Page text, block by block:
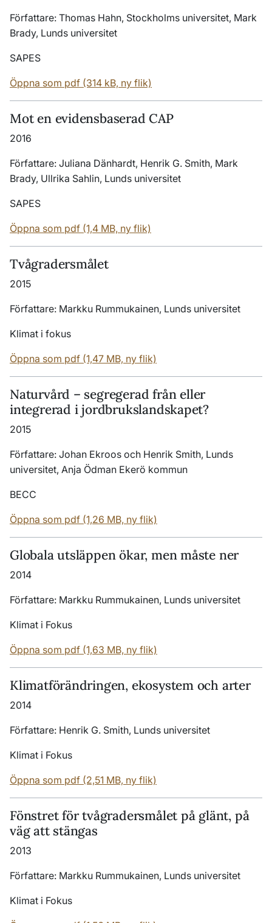
Författare: Thomas Hahn, Stockholms universitet, Mark
Brady, Lunds universitet
SAPES
Öppna som pdf (314 kB, ny flik)
Mot en evidensbaserad CAP
2016
Författare: Juliana Dänhardt, Henrik G. Smith, Mark
Brady, Ullrika Sahlin, Lunds universitet
SAPES
Öppna som pdf (1,4 MB, ny flik)
Tvågradersmålet
2015
Författare: Markku Rummukainen, Lunds universitet
Klimat i fokus
Öppna som pdf (1,47 MB, ny flik)
Naturvård – segregerad från eller
integrerad i jordbrukslandskapet?
2015
Författare: Johan Ekroos och Henrik Smith, Lunds
universitet, Anja Ödman Ekerö kommun
BECC
Öppna som pdf (1,26 MB, ny flik)
Globala utsläppen ökar, men måste ner
2014
Författare: Markku Rummukainen, Lunds universitet
Klimat i Fokus
Öppna som pdf (1,63 MB, ny flik)
Klimatförändringen, ekosystem och arter
2014
Författare: Henrik G. Smith, Lunds universitet
Klimat i Fokus
Öppna som pdf (2,51 MB, ny flik)
Fönstret för tvågradersmålet på glänt, på
väg att stängas
2013
Författare: Markku Rummukainen, Lunds universitet
Klimat i Fokus